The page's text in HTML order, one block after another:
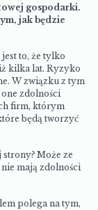
gospodarki.
jak będzie
to, że tylko
kilka lat. Ryzyko
W związku z tym
zdolności
firm, którym
będą tworzyć
Może ze
mają zdolności
polega na tym,